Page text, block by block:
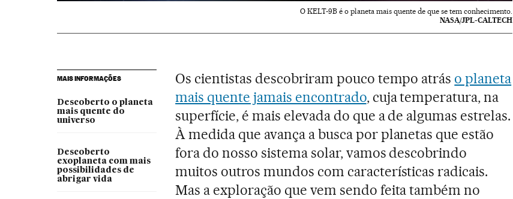
O KELT-9B é o planeta mais quente de que se tem conhecimento.
NASA/JPL-CALTECH
MAIS INFORMAÇÕES
Descoberto o planeta
mais quente do
universo
Descoberto
exoplaneta com mais
possibilidades de
abrigar vida
Os cientistas descobriram pouco tempo atrás o planeta
mais quente jamais encontrado, cuja temperatura, na
superfície, é mais elevada do que a de algumas estrelas.
À medida que avança a busca por planetas que estão
fora do nosso sistema solar, vamos descobrindo
muitos outros mundos com características radicais.
Mas a exploração que vem sendo feita também no